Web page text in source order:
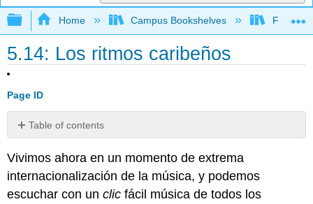
Expand/collapse global hierarchy
Home Campus Bookshelves Franklin
5.14: Los ritmos caribeños
Page ID
Table of contents
República
Dominicana
Puerto
Vivimos ahora en un momento de extrema
internacionalización de la música, y podemos
escuchar con unclic fácil música de todos los